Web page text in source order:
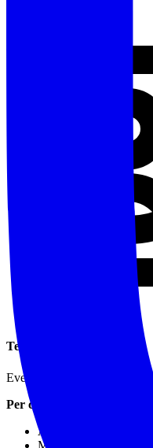
Tesseramento
Evento riservato ai soci in
Per chi non possiede la
Adulti tessera €15 +
Minori tessera €10 +